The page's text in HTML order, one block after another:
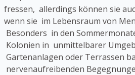
fressen, allerdings können sie
wenn sie im Lebensraum von
Besonders in den
Kolonien in unmittelbarer
Gartenanlagen oder Terrassen
nervenaufreibenden